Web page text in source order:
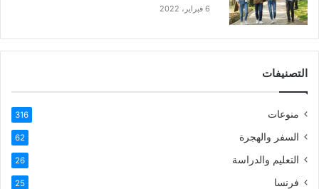
6 فبراير، 2022
التصنيفات
منوعات 316
السفر والهجرة 62
التعليم والدراسة 26
فرنسا 25